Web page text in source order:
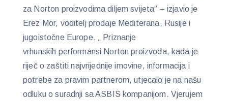
za Norton proizvodima diljem svijeta“ – izjavio je
Erez Mor, voditelj prodaje Mediterana, Rusije i
jugoistočne Europe. „ Priznanje
vrhunskih performansi Norton proizvoda, kada je
riječ o zaštiti najvrijednije imovine, informacija i
potrebe za pravim partnerom, utjecalo je na našu
odluku o suradnji sa ASBIS kompanijom. Vjerujem